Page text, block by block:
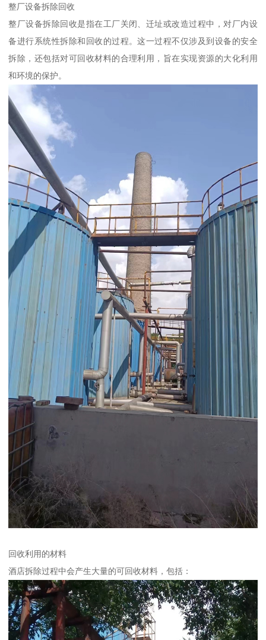
整厂设备拆除回收
整厂设备拆除回收是指在工厂关闭、迁址或改造过程中，对厂内设
备进行系统性拆除和回收的过程。这一过程不仅涉及到设备的安全
拆除，还包括对可回收材料的合理利用，旨在实现资源的大化利用
和环境的保护。
回收利用的材料
酒店拆除过程中会产生大量的可回收材料，包括：